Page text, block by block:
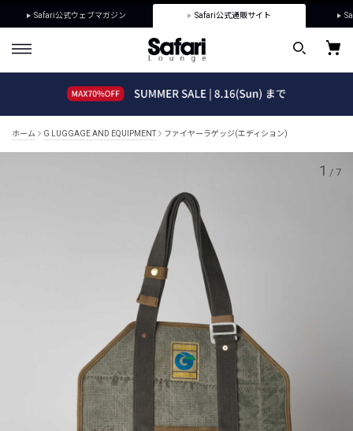
Safari公式ウェブマガジン Safari公式通販サイト
ホーム G LUGGAGE AND EQUIPMENT ファイヤーラゲッジ(エディション)
1 / 7